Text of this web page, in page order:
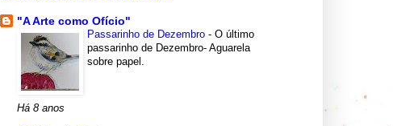
"A Arte como Ofício"
Passarinho de Dezembro - O último
passarinho de Dezembro- Aguarela
sobre papel.
Há 8 anos